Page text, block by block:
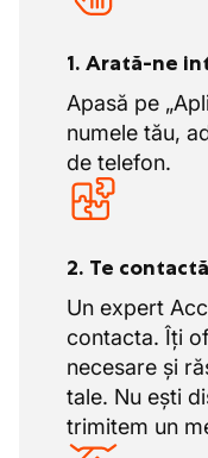
1. Arată-ne
Apasă pe
numele tău,
de telefon.
2. Te
Un expert
contacta. Îți
necesare și
tale. Nu ești
trimitem un